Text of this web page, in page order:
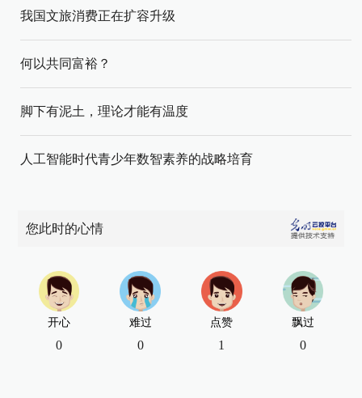
我国文旅消费正在扩容升级
何以共同富裕？
脚下有泥土，理论才能有温度
人工智能时代青少年数智素养的战略培育
您此时的心情
开心
0
难过
0
点赞
1
飘过
0